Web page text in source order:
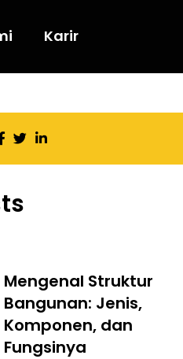
Karir
Mengenal Struktur
Bangunan: Jenis,
Komponen, dan
Fungsinya